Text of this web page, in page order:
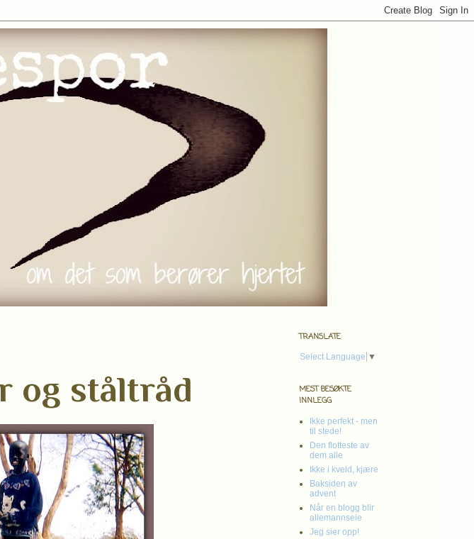
og ståltråd
TRANSLATE
Select Language ▼
MEST BESØKTE
INNLEGG
Ikke perfekt - men
til stede!
Den flotteste av
dem alle
Ikke i kveld, kjære
Baksiden av
advent
Når en blogg blir
allemannseie
Jeg sier opp!